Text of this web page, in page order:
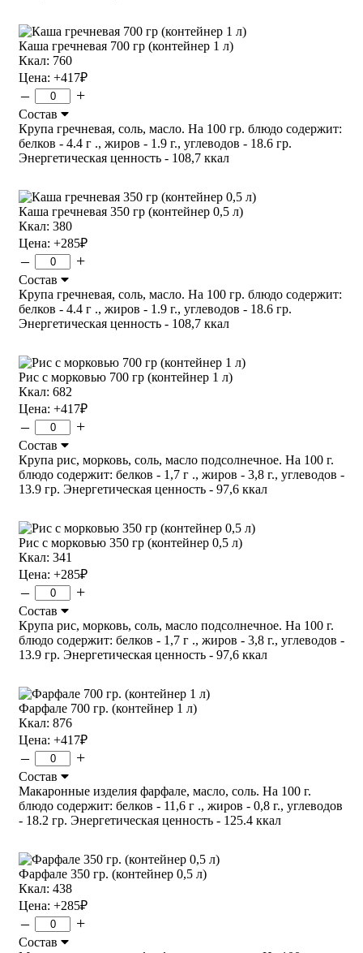
Каша гречневая 700 гр (контейнер 1 л)
Ккал: 760
Цена: +417₽
– +
Состав
Крупа гречневая, соль, масло. На 100 гр. блюдо содержит:
белков - 4.4 г ., жиров - 1.9 г., углеводов - 18.6 гр.
Энергетическая ценность - 108,7 ккал
Каша гречневая 350 гр (контейнер 0,5 л)
Ккал: 380
Цена: +285₽
– +
Состав
Крупа гречневая, соль, масло. На 100 гр. блюдо содержит:
белков - 4.4 г ., жиров - 1.9 г., углеводов - 18.6 гр.
Энергетическая ценность - 108,7 ккал
Рис с морковью 700 гр (контейнер 1 л)
Ккал: 682
Цена: +417₽
– +
Состав
Крупа рис, морковь, соль, масло подсолнечное. На 100 г.
блюдо содержит: белков - 1,7 г ., жиров - 3,8 г., углеводов -
13.9 гр. Энергетическая ценность - 97,6 ккал
Рис с морковью 350 гр (контейнер 0,5 л)
Ккал: 341
Цена: +285₽
– +
Состав
Крупа рис, морковь, соль, масло подсолнечное. На 100 г.
блюдо содержит: белков - 1,7 г ., жиров - 3,8 г., углеводов -
13.9 гр. Энергетическая ценность - 97,6 ккал
Фарфале 700 гр. (контейнер 1 л)
Ккал: 876
Цена: +417₽
– +
Состав
Макаронные изделия фарфале, масло, соль. На 100 г.
блюдо содержит: белков - 11,6 г ., жиров - 0,8 г., углеводов
- 18.2 гр. Энергетическая ценность - 125.4 ккал
Фарфале 350 гр. (контейнер 0,5 л)
Ккал: 438
Цена: +285₽
– +
Состав